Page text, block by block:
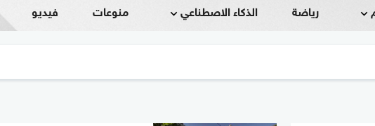
رياضة الذكاء الاصطناعي منوعات فيديو